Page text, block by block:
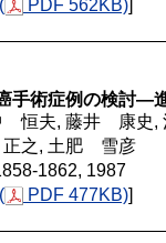
PDF 562KB)]
手術症例の検討―
恒夫, 藤井 康史
之, 土肥 雪彦
1862, 1987
PDF 477KB)]